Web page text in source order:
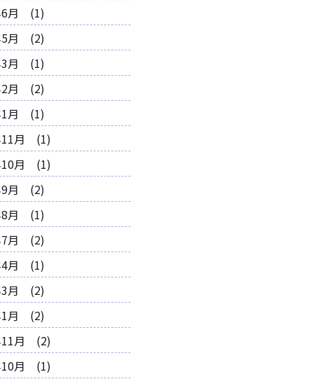
6月 (1)
5月 (2)
3月 (1)
2月 (2)
1月 (1)
11月 (1)
10月 (1)
9月 (2)
8月 (1)
7月 (2)
4月 (1)
3月 (2)
1月 (2)
11月 (2)
10月 (1)